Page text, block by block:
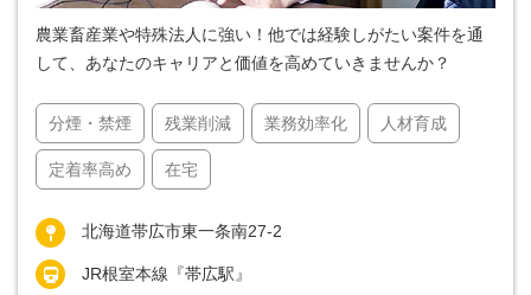
農業畜産業や特殊法人に強い！他では経験しがたい案件を通
して、あなたのキャリアと価値を高めていきませんか？
分煙・禁煙 残業削減 業務効率化 人材育成
定着率高め 在宅
北海道帯広市東一条南27-2
JR根室本線『帯広駅』